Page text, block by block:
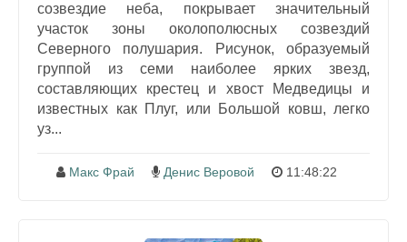
созвездие неба, покрывает значительный
участок зоны околополюсных созвездий
Северного полушария. Рисунок, образуемый
группой из семи наиболее ярких звезд,
составляющих крестец и хвост Медведицы и
известных как Плуг, или Большой ковш, легко
уз...
Макс Фрай Денис Веровой 11:48:22